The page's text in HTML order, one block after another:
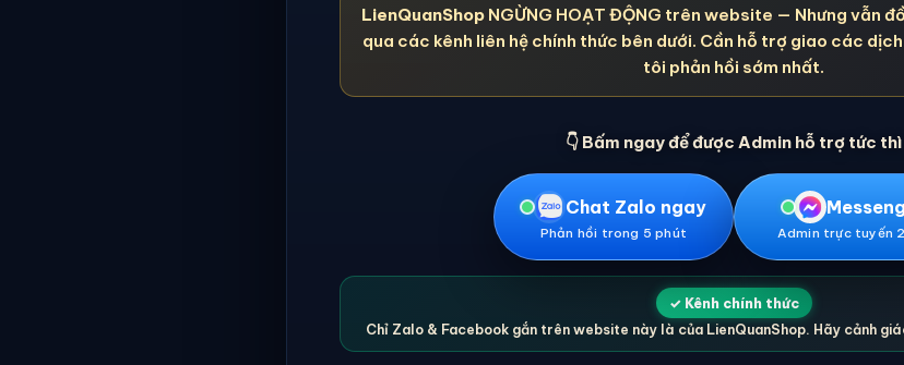
LienQuanShopNGỪNG HOẠT ĐỘNG trên website — Nhưng vẫn
qua các kênh liên hệ chính thức bên dưới. Cần hỗ trợ giao các
tôi phản hồi sớm nhất.
👇 Bấm ngay để được Admin hỗ trợ tức thì
Chat Zalo ngay
Phản hồi trong 5 phút Admin trực tuyến
✓ Kênh chính thức
Chỉ Zalo & Facebook gắn trên website này là của LienQuanShop. Hãy cảnh